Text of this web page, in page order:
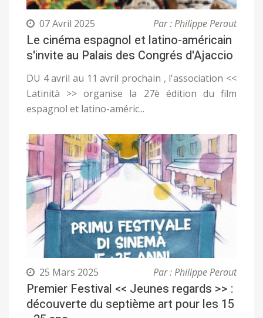
07 Avril 2025 Par : Philippe Peraut
Le cinéma espagnol et latino-américain
s'invite au Palais des Congrés d'Ajaccio
DU 4 avril au 11 avril prochain , l'association <<
Latinità >> organise la 27è édition du film
espagnol et latino-améric...
25 Mars 2025 Par : Philippe Peraut
Premier Festival << Jeunes regards >> :
découverte du septième art pour les 15